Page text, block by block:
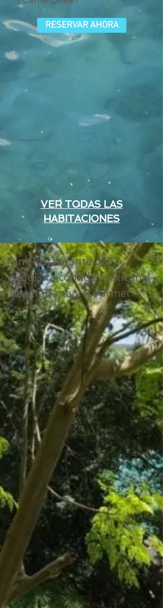
RESERVAR AHORA
VER TODAS LAS
HABITACIONES
Un Restaurante de
exquisita comida Mexicana,
Vegetariana y Gourmet.